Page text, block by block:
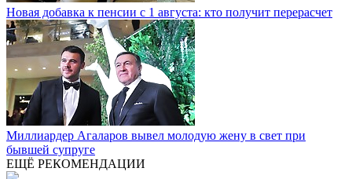
Новая добавка к пенсии с 1 августа: кто получит перерасчет
Миллиардер Агаларов вывел молодую жену в свет при
бывшей супруге
ЕЩЁ РЕКОМЕНДАЦИИ